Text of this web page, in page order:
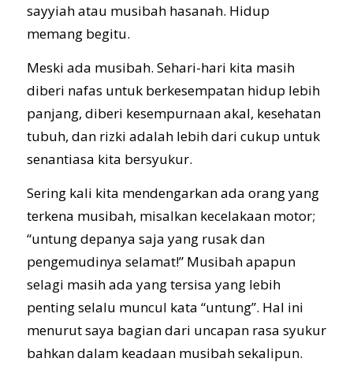
sayyiah atau musibah hasanah. Hidup
memang begitu.
Meski ada musibah. Sehari-hari kita masih
diberi nafas untuk berkesempatan hidup lebih
panjang, diberi kesempurnaan akal, kesehatan
tubuh, dan rizki adalah lebih dari cukup untuk
senantiasa kita bersyukur.
Sering kali kita mendengarkan ada orang yang
terkena musibah, misalkan kecelakaan motor;
“untung depanya saja yang rusak dan
pengemudinya selamat!” Musibah apapun
selagi masih ada yang tersisa yang lebih
penting selalu muncul kata “untung”. Hal ini
menurut saya bagian dari uncapan rasa syukur
bahkan dalam keadaan musibah sekalipun.